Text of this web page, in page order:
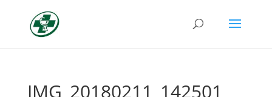
IMG_20180211_142501